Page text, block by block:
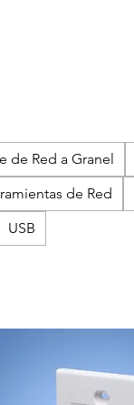
de Red a Granel
de Red
USB